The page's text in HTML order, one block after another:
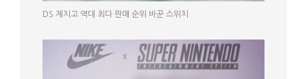
DS 제치고 역대 최다 판매 순위 바꾼 스위치